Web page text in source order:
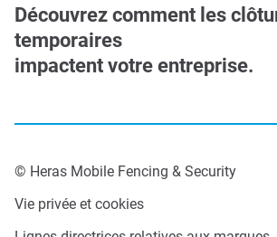
Découvrez comment les
temporaires
impactent votre entreprise.
© Heras Mobile Fencing & Security
Vie privée et cookies